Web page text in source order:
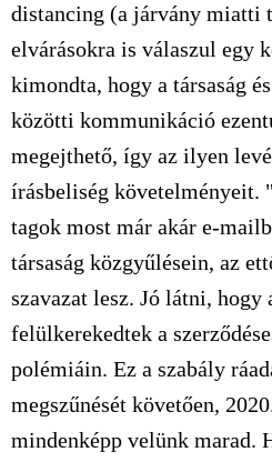
distancing (a járvány miatti
elvárásokra is válaszul egy
kimondta, hogy a társaság
közötti kommunikáció
megejthető, így az ilyen
írásbeliség követelményeit.
tagok most már akár e-
társaság közgyűlésein, az
szavazat lesz. Jó látni, hogy
felülkerekedtek a
polémiáin. Ez a szabály
megszűnését követően,
mindenképp velünk marad.